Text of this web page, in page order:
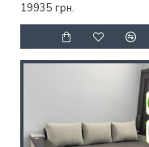
19935 грн.